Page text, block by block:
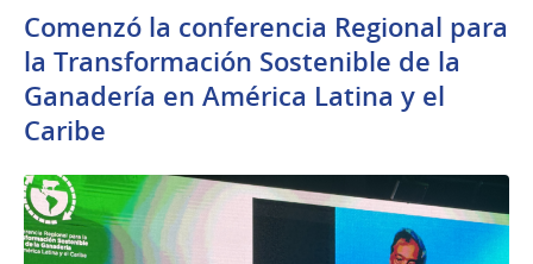
Comenzó la conferencia Regional para
la Transformación Sostenible de la
Ganadería en América Latina y el
Caribe